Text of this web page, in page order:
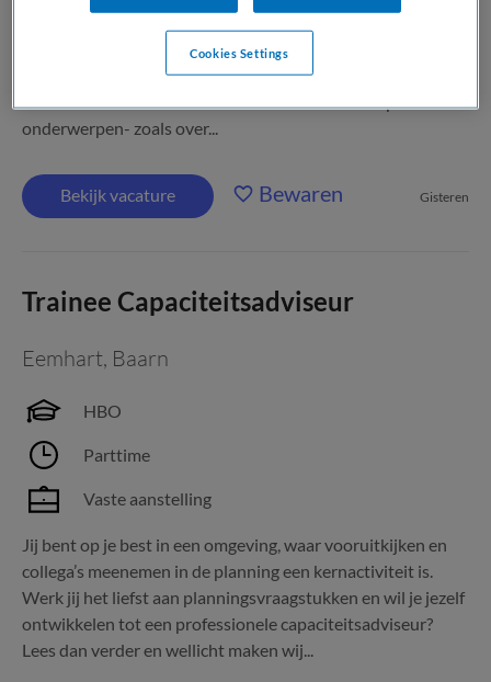
bij aan de positionering van het ziekenhuis. Samen met alle
Dijklanders bouw je mee aan sterke en herkenbare verhalen
naar binnen en buiten. Je adviseert over uiteenlopende
onderwerpen- zoals over...
Bekijk vacature Bewaren Gisteren
Trainee Capaciteitsadviseur
Eemhart, Baarn
HBO
Parttime
Vaste aanstelling
Jij bent op je best in een omgeving, waar vooruitkijken en
collega’s meenemen in de planning een kernactiviteit is.
Werk jij het liefst aan planningsvraagstukken en wil je jezelf
ontwikkelen tot een professionele capaciteitsadviseur?
Lees dan verder en wellicht maken wij...
Cookies Settings